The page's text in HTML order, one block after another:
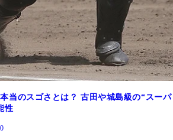
当のスゴさとは？ 古田や城島級の“スーパ
性